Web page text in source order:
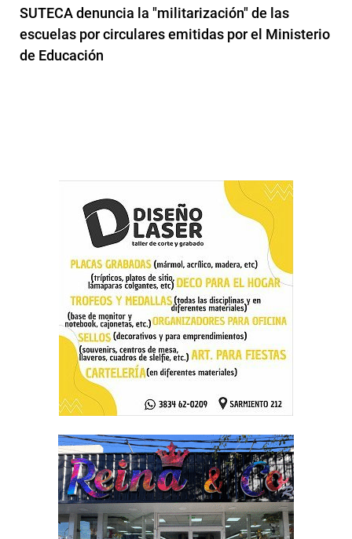
SUTECA denuncia la "militarización" de las
escuelas por circulares emitidas por el Ministerio
de Educación